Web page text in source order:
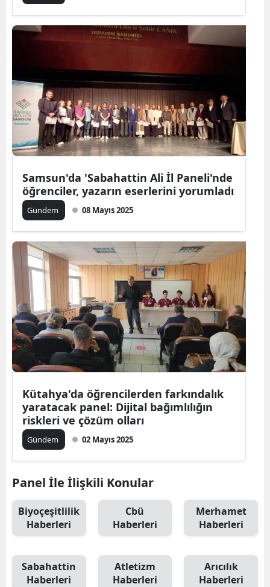
Samsun'da 'Sabahattin Ali İl Paneli'nde
öğrenciler, yazarın eserlerini yorumladı
Gündem 08 Mayıs 2025
Kütahya'da öğrencilerden farkındalık
yaratacak panel: Dijital bağımlılığın
riskleri ve çözüm olları
Gündem 02 Mayıs 2025
Panel İle İlişkili Konular
Biyoçeşitlilik
Haberleri
Cbü
Haberleri
Merhamet
Haberleri
Sabahattin
Haberleri
Atletizm
Haberleri
Arıcılık
Haberleri